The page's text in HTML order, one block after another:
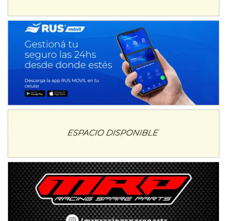
NORESTE SANTAFESINO - F6
Ciudad de Avellaneda (Asfalto)
Avellaneda (Santa Fe)
SUR SANTAFESINO - F4
José Samuel Sánchez (Tierra)
Rufino (Santa Fe)
TUCUMANO - F5
Juan Navarro (Asfalto)